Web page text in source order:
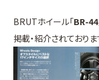
BRUTホイール「BR-44
掲載・紹介されており